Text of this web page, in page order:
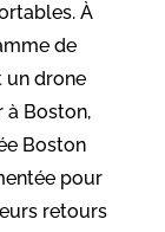
À
de
un drone
à Boston,
Boston
pour
retours